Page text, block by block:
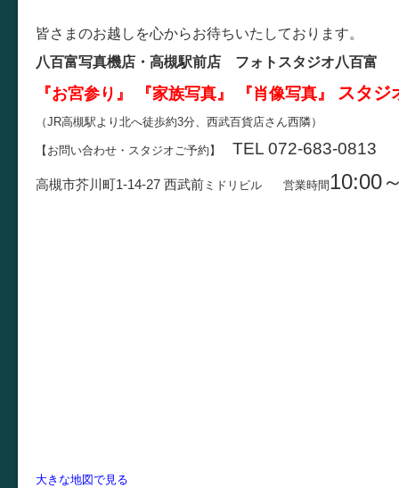
皆さまのお越しを心からお待ちいたしております。
八百富写真機店・高槻駅前店 フォトスタジオ八百富
『お宮参り』 『家族写真』 『肖像写真』 スタジ
（JR高槻駅より北へ徒歩約3分、西武百貨店さん西隣）
【お問い合わせ・スタジオご予約】 TEL 072-683-0813
高槻市芥川町1-14-27 西武前 ミドリビル 営業時間10:00
大きな地図で見る